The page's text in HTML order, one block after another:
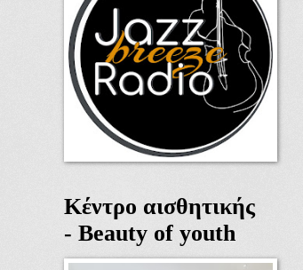
Κέντρο αισθητικής
- Beauty of youth